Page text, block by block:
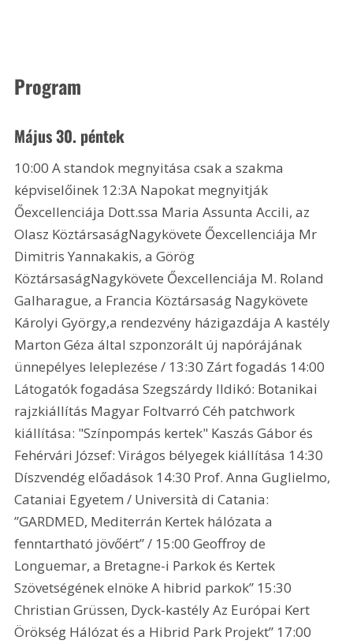
Program
Május 30. péntek
10:00 A standok megnyitása csak a szakma
képviselőinek 12:3A Napokat megnyitják
Őexcellenciája Dott.ssa Maria Assunta Accili, az
Olasz KöztársaságNagykövete Őexcellenciája Mr
Dimitris Yannakakis, a Görög
KöztársaságNagykövete Őexcellenciája M. Roland
Galharague, a Francia Köztársaság Nagykövete
Károlyi György,a rendezvény házigazdája A kastély
Marton Géza által szponzorált új napórájának
ünnepélyes leleplezése / 13:30 Zárt fogadás 14:00
Látogatók fogadása Szegszárdy Ildikó: Botanikai
rajzkiállítás Magyar Foltvarró Céh patchwork
kiállítása: "Színpompás kertek" Kaszás Gábor és
Fehérvári József: Virágos bélyegek kiállítása 14:30
Díszvendég előadások 14:30 Prof. Anna Guglielmo,
Cataniai Egyetem / Università di Catania:
”GARDMED, Mediterrán Kertek hálózata a
fenntartható jövőért” / 15:00 Geoffroy de
Longuemar, a Bretagne-i Parkok és Kertek
Szövetségének elnöke A hibrid parkok” 15:30
Christian Grüssen, Dyck-kastély Az Európai Kert
Örökség Hálózat és a Hibrid Park Projekt” 17:00